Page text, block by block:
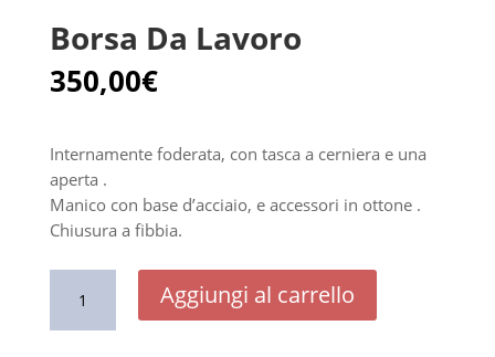
Borsa Da Lavoro
350,00€
Internamente foderata, con tasca a cerniera e una
aperta .
Manico con base d’acciaio, e accessori in ottone .
Chiusura a fibbia.
Lavoro
Aggiungi al carrello